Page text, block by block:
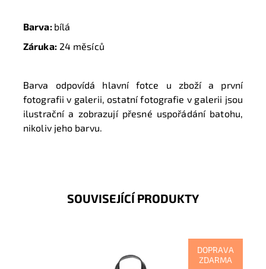
Barva: bílá
Záruka:24 měsíců
Barva odpovídá hlavní fotce u zboží a první
fotografii v galerii, ostatní fotografie v galerii jsou
ilustrační a zobrazují přesné uspořádání batohu,
nikoliv jeho barvu.
SOUVISEJÍCÍ PRODUKTY
DOPRAVA
ZDARMA